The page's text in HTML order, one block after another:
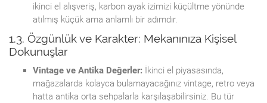
ikinci el alışveriş, karbon ayak izimizi küçültme yönünde
atılmış küçük ama anlamlı bir adımdır.
1.3. Özgünlük ve Karakter: Mekanınıza Kişisel
Dokunuşlar
Vintage ve Antika Değerler: İkinci el piyasasında,
mağazalarda kolayca bulamayacağınız vintage, retro veya
hatta antika orta sehpalarla karşılaşabilirsiniz. Bu tür